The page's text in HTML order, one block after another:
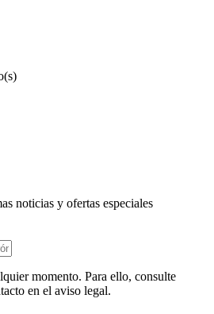
noticias y ofertas especiales
momento. Para ello, consulte
en el aviso legal.